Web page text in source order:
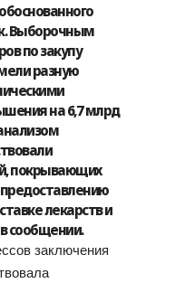
Выборочным
по закупу
разную
на 6,7 млрд
покрывающих
лекарств и
сообщении.
заключения